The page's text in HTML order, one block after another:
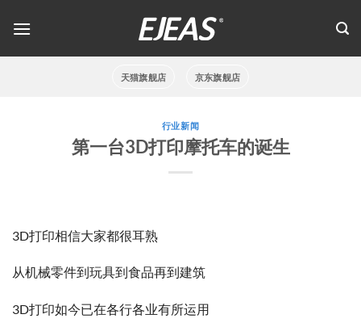
天猫旗舰店 京东旗舰店
行业新闻
第一台3D打印摩托车的诞生
3D打印相信大家都很耳熟
从机械零件到玩具到食品再到建筑
3D打印如今已在各行各业有所运用